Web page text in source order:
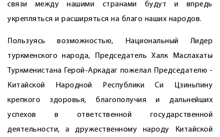
связи между нашими странами будут и впредь
укрепляться и расширяться на благо наших народов.
Пользуясь возможностью, Национальный Лидер
туркменского народа, Председатель Халк Маслахаты
Туркменистана Герой-Аркадаг пожелал Председателю ­
Китайской Народной Республики Си Цзиньпину
крепкого здоровья, благополучия и дальнейших
успехов в ответственной государственной
деятельности, а дружественному народу Китайской